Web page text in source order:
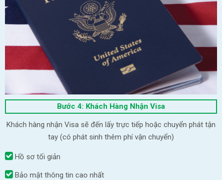
Bước 4: Khách Hàng Nhận Visa
Khách hàng nhận Visa sẽ đến lấy trực tiếp hoặc chuyển phát tận
tay (có phát sinh thêm phí vận chuyển)
Hồ sơ tối giản
Bảo mật thông tin cao nhất